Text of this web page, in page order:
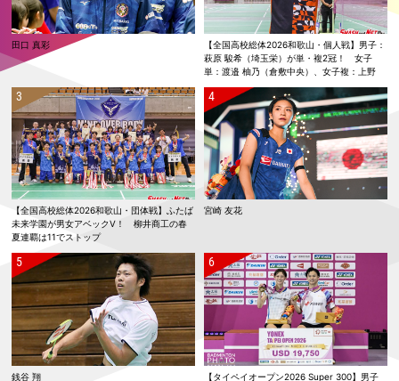
田口 真彩
【全国高校総体2026和歌山・個人戦】男子：
萩原 駿希（埼玉栄）が単・複2冠！ 女子
単：渡邉 柚乃（倉敷中央）、女子複：上野
覇！
【全国高校総体2026和歌山・団体戦】ふたば
未来学園が男女アベックV！ 柳井商工の春
夏連覇は11でストップ
宮崎 友花
銭谷 翔
【タイペイオープン2026 Super 300】男子